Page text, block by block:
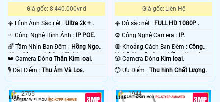
Giá gốc: 8.440.000vnd
☀️ Hình Ảnh Sắc nét : Ultra 2k + .
⚛️ Công Nghệ Hình Ảnh : IP POE.
🌈 Tầm Nhìn Ban Đêm : Hồng Ngoại
40m Công nghệ DarkFighter.
👑 Camera Dòng Thân Kim loại.
️🎙 Đặt Điểm : Thu Âm Và Loa.
Giá gốc: Liên Hệ
☀️ Độ sắc nét : FULL HD 1080P .
⚙ Công Nghệ Camera : IP.
🔴 Khoảng Cách Ban Đêm :Công
Nghệ Chuyên Dụng Hồng Ngoại
Smart IR.
🎲 Camera Dòng Kim loại.
️💮 Ưu Điểm :Thu hình Chất Lượng.
2755 1944